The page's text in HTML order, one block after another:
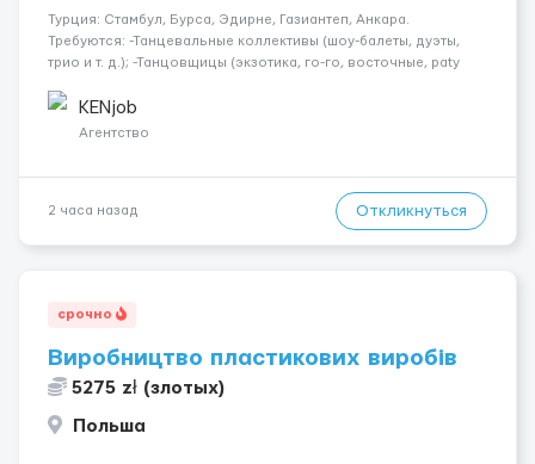
Турция: Стамбул, Бурса, Эдирне, Газиантеп, Анкара.
Требуются: -Танцевальные коллективы (шоу-балеты, дуэты,
трио и т. д.); -Танцовщицы (экзотика, го-го, восточные, paty
языках); -Гимнастки; -Работницы хостесc в кл...
KENjob
Агентство
2 часа назад Откликнуться
срочно
Виробництво пластикових виробів
5275 zł (злотых)
Польша